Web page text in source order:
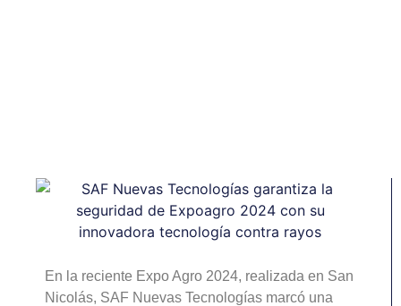
En la reciente Expo Agro 2024, realizada en San
Nicolás, SAF Nuevas Tecnologías marcó una